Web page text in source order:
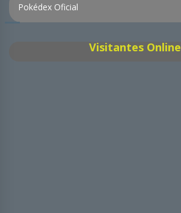
Pokédex Oficial
Visitantes Online